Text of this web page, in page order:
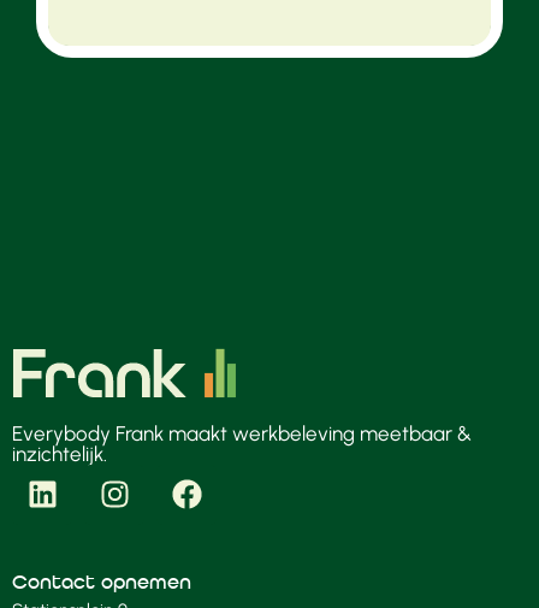
Everybody Frank maakt werkbeleving meetbaar &
inzichtelijk.
Contact opnemen